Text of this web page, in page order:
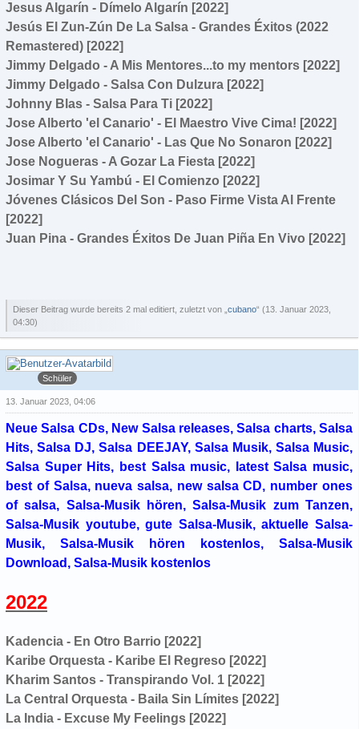
Jesus Algarín - Dímelo Algarín [2022]
Jesús El Zun-Zún De La Salsa - Grandes Éxitos (2022
Remastered) [2022]
Jimmy Delgado - A Mis Mentores...to my mentors [2022]
Jimmy Delgado - Salsa Con Dulzura [2022]
Johnny Blas - Salsa Para Ti [2022]
Jose Alberto 'el Canario' - El Maestro Vive Cima! [2022]
Jose Alberto 'el Canario' - Las Que No Sonaron [2022]
Jose Nogueras - A Gozar La Fiesta [2022]
Josimar Y Su Yambú - El Comienzo [2022]
Jóvenes Clásicos Del Son - Paso Firme Vista Al Frente
[2022]
Juan Pina - Grandes Éxitos De Juan Piña En Vivo [2022]
Dieser Beitrag wurde bereits 2 mal editiert, zuletzt von „ cubano“ (13. Januar 2023,
04:30)
cubano
Schüler
13. Januar 2023, 04:06
Neue Salsa CDs, New Salsa releases, Salsa charts, Salsa
Hits, Salsa DJ, Salsa DEEJAY, Salsa Musik, Salsa Music,
Salsa Super Hits, best Salsa music, latest Salsa music,
best of Salsa, nueva salsa, new salsa CD, number ones
of salsa, Salsa-Musik hören, Salsa-Musik zum Tanzen,
Salsa-Musik youtube, gute Salsa-Musik, aktuelle Salsa-
Musik, Salsa-Musik hören kostenlos, Salsa-Musik
Download, Salsa-Musik kostenlos
2022
Kadencia - En Otro Barrio [2022]
Karibe Orquesta - Karibe El Regreso [2022]
Kharim Santos - Transpirando Vol. 1 [2022]
La Central Orquesta - Baila Sin Límites [2022]
La India - Excuse My Feelings [2022]